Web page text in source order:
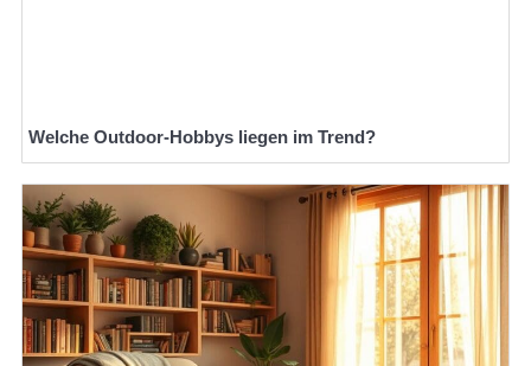
Welche Outdoor-Hobbys liegen im Trend?